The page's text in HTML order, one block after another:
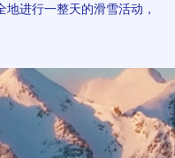
进行一整天的滑雪活动，